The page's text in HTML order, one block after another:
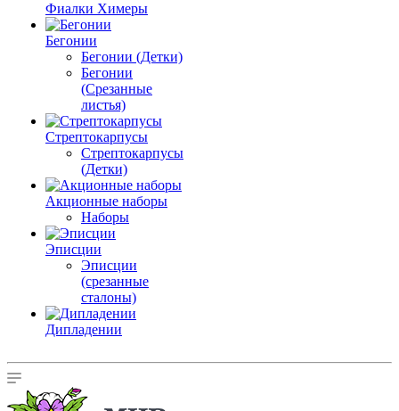
Фиалки Химеры
Бегонии
Бегонии (Детки)
Бегонии
(Срезанные
листья)
Стрептокарпусы
Стрептокарпусы
(Детки)
Акционные наборы
Наборы
Эписции
Эписции
(срезанные
сталоны)
Дипладении